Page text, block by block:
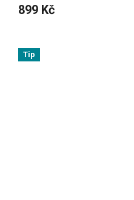
899 Kč
Tip